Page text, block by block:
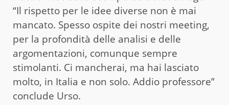
“Il rispetto per le idee diverse non è mai
mancato. Spesso ospite dei nostri meeting,
per la profondità delle analisi e delle
argomentazioni, comunque sempre
stimolanti. Ci mancherai, ma hai lasciato
molto, in Italia e non solo. Addio professore”
conclude Urso.